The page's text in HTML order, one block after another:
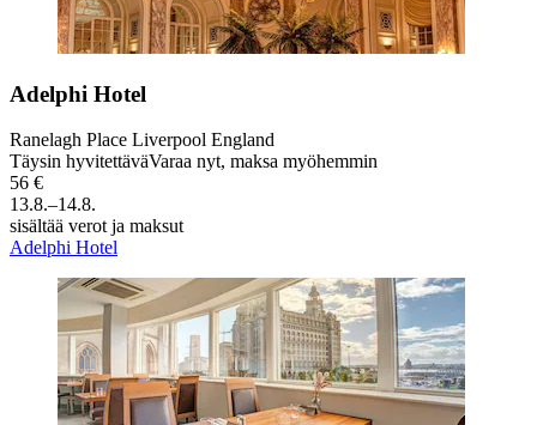
Adelphi Hotel
Ranelagh Place Liverpool England
Täysin hyvitettäväVaraa nyt, maksa myöhemmin
56 €
13.8.–14.8.
sisältää verot ja maksut
Adelphi Hotel